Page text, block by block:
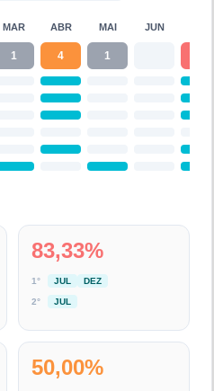
MAR ABR MAI JUN
1 4 1
83,33%
1° JUL DEZ
2° JUL
50,00%